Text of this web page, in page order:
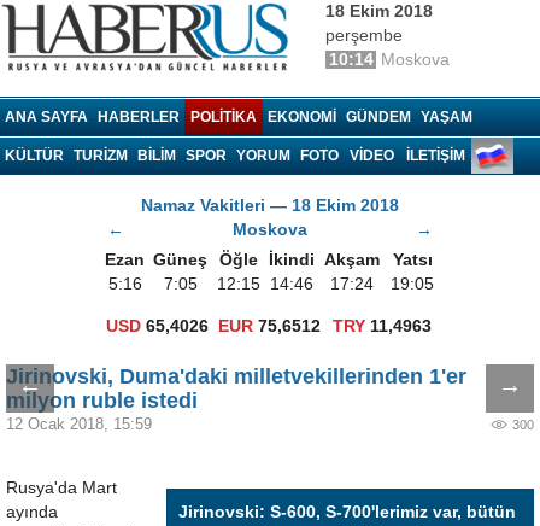
18 Ekim 2018
perşembe
10:14 Moskova
ANA SAYFA HABERLER POLITIKA EKONOMI GÜNDEM YAŞAM
KÜLTÜR TURIZM BILIM SPOR YORUM FOTO VIDEO İLETİŞİM
Namaz Vakitleri — 18 Ekim 2018
←
Moskova
→
Ezan Güneş Öğle İkindi Akşam
Yatsı
5:16
7:05 12:15 14:46 17:24 19:05
USD 65,4026 EUR 75,6512 TRY 11,4963
← →
Jirinovski, Duma'daki milletvekillerinden 1'er
milyon ruble istedi
12 Ocak 2018, 15:59 300
Jirinovski: S-600, S-700'lerimiz var, bütün
Rusya'da Mart
ayında